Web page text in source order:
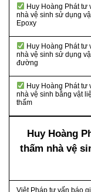
Huy Hoàng Phát tư
nhà vệ sinh sử dụng
Epoxy
Huy Hoàng Phát tư
nhà vệ sinh sử dụng
đường
Huy Hoàng Phát tư
nhà vệ sinh bằng vật
thấm
Huy Hoàng
thấm nhà vệ
Việt Pháp tư vấn báo